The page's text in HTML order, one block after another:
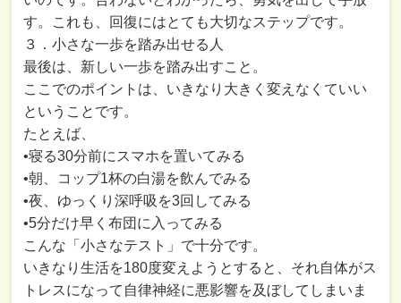
す。これも、回復にはとても大切なステップです。
３．小さな一歩を踏み出せる人
最後は、新しい一歩を踏み出すこと。
ここでのポイントは、いきなり大きく変えなくていい
ということです。
たとえば、
•寝る30分前にスマホを置いてみる
•朝、コップ1杯の白湯を飲んでみる
•夜、ゆっくり深呼吸を3回してみる
•5分だけ早く布団に入ってみる
こんな「小さなテスト」で十分です。
いきなり生活を180度変えようとすると、それ自体がス
トレスになって自律神経に悪影響を及ぼしてしまいま